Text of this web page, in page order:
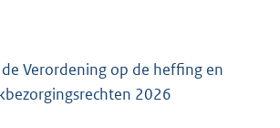
Verordening op de heffing en
2026